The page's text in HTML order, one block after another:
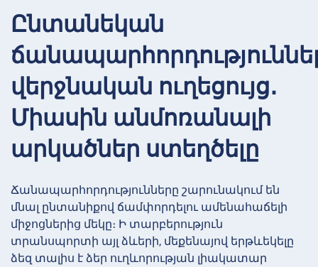
Ընտանեկան
վերջնական ուղեցույց․
Միասին անմոռանալի
արկածներ ստեղծելը
Ճանապարհորդությունները շարունակում են
մնալ ընտանիքով ճամփորդելու ամենահաճելի
միջոցներից մեկը։ Ի տարբերություն
տրանսպորտի այլ ձևերի, մեքենայով երթևեկելը
ձեզ տալիս է ձեր ուղևորության լիակատար